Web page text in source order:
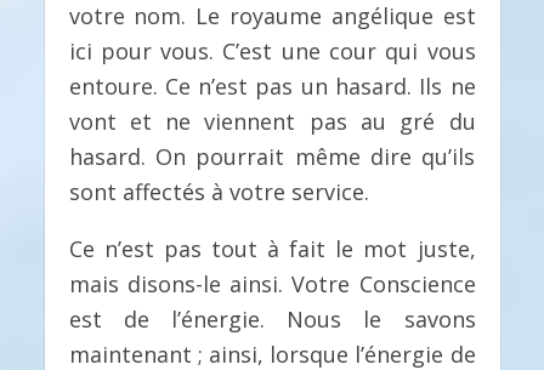
votre nom. Le royaume angélique est
ici pour vous. C’est une cour qui vous
entoure. Ce n’est pas un hasard. Ils ne
vont et ne viennent pas au gré du
hasard. On pourrait même dire qu’ils
sont affectés à votre service.
Ce n’est pas tout à fait le mot juste,
mais disons-le ainsi. Votre Conscience
est de l’énergie. Nous le savons
maintenant ; ainsi, lorsque l’énergie de